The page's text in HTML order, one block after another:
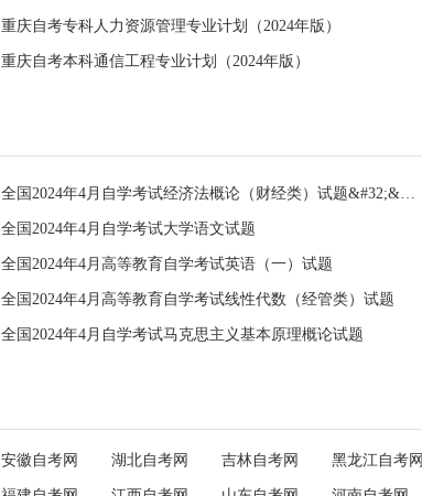
重庆自考专科人力资源管理专业计划（2024年版）
重庆自考本科通信工程专业计划（2024年版）
全国2024年4月自学考试经济法概论（财经类）试题&#32;&#32;
全国2024年4月自学考试大学语文试题
全国2024年4月高等教育自学考试英语（一）试题
全国2024年4月高等教育自学考试线性代数（经管类）试题
全国2024年4月自学考试马克思主义基本原理概论试题
安徽自考网 湖北自考网 吉林自考网 黑龙江自考网